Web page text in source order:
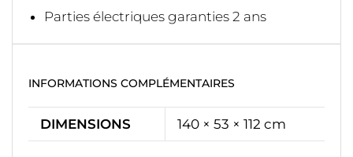
Parties électriques garanties 2 ans
INFORMATIONS COMPLÉMENTAIRES
DIMENSIONS 140 × 53 × 112 cm